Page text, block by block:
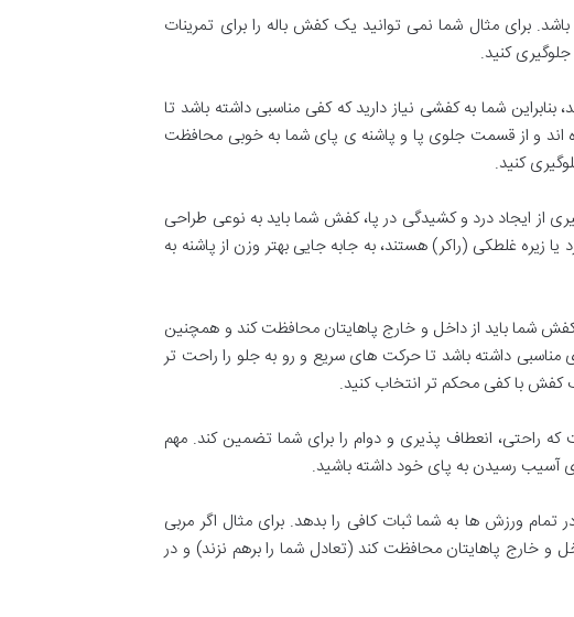
برای مثال شما نمی توانید یک کفش باله را برای تمرینات
کنید.
شما به کفشی نیاز دارید که کفی مناسبی داشته باشد تا
و از قسمت جلوی پا و پاشنه ی پای شما به خوبی محافظت
کنید.
ایجاد درد و کشیدگی در پا، کفش شما باید به نوعی طراحی
غلطکی (راکر) هستند، به جابه جایی بهتر وزن از پاشنه به
شما باید از داخل و خارج پاهایتان محافظت کند و همچنین
داشته باشد تا حرکت های سریع و رو به جلو را راحت تر
با کفی محکم تر انتخاب کنید.
انعطاف پذیری و دوام را برای شما تضمین کند. مهم
ی آسیب رسیدن به پای خود داشته باشید.
ورزش ها به شما ثبات کافی را بدهد. برای مثال اگر مربی
خارج پاهایتان محافظت کند (تعادل شما را برهم نزند) و در